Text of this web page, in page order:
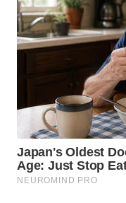
WN
BEKASI
WN
DEPOK
WN
TAPANULI